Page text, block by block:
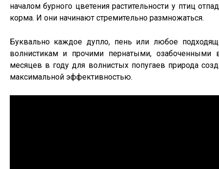
началом бурного цветения растительности у птиц
корма. И они начинают стремительно размножаться.
Буквально каждое дупло, пень или любое
волнистикам и прочими пернатыми, озабоченными
месяцев в году для волнистых попугаев природа
максимальной эффективностью.